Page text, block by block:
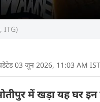
ITG)
03 जून 2026, 11:03 AM
में खड़ा यह घर